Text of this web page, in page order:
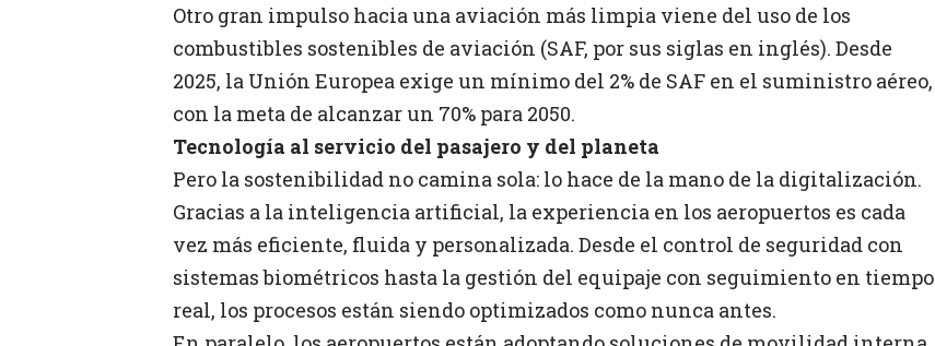
Otro gran impulso hacia una aviación más limpia viene del uso de los
combustibles sostenibles de aviación (SAF, por sus siglas en inglés). Desde
2025, la Unión Europea exige un mínimo del 2% de SAF en el suministro aéreo,
con la meta de alcanzar un 70% para 2050.
Tecnología al servicio del pasajero y del planeta
Pero la sostenibilidad no camina sola: lo hace de la mano de la digitalización.
Gracias a la inteligencia artificial, la experiencia en los aeropuertos es cada
vez más eficiente, fluida y personalizada. Desde el control de seguridad con
sistemas biométricos hasta la gestión del equipaje con seguimiento en tiempo
real, los procesos están siendo optimizados como nunca antes.